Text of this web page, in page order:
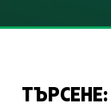
ТЪРСЕНЕ: